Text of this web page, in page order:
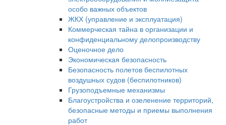
особо важных объектов
ЖКХ (управление и эксплуатация)
Коммерческая тайна в организации и
конфиденциальному делопроизводству
Оценочное дело
Экономическая безопасность
Безопасность полетов беспилотных
воздушных судов (беспилотников)
Грузоподъемные механизмы
Благоустройства и озеленение территорий,
безопасные методы и приемы выполнения
работ